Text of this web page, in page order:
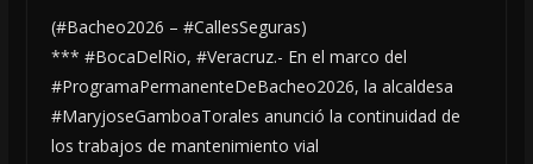
(#Bacheo2026 – #CallesSeguras)
*** #BocaDelRio, #Veracruz.- En el marco del
#ProgramaPermanenteDeBacheo2026, la alcaldesa
#MaryjoseGamboaTorales anunció la continuidad de
los trabajos de mantenimiento vial